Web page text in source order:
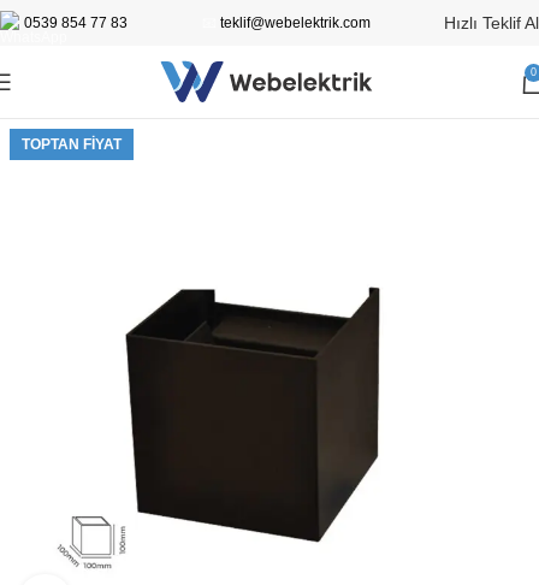
0539 854 77 83 teklif@webelektrik.com Hızlı Teklif Al
0
TOPTAN FIYAT